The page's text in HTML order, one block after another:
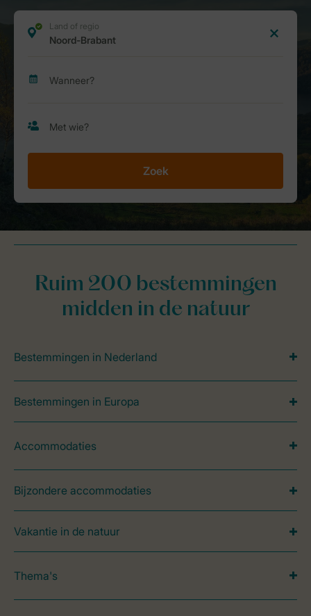
Zoek
Ruim 200 bestemmingen
midden in de natuur
Bestemmingen in Nederland
Bestemmingen in Europa
Accommodaties
Bijzondere accommodaties
Vakantie in de natuur
Thema's